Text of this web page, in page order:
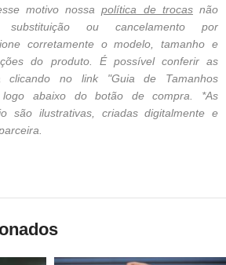
motivo nossapolítica de trocasnão
substituição ou cancelamento por
corretamente o modelo, tamanho e
do produto. É possível conferir as
clicando no link "Guia de Tamanhos
logo abaixo do botão de compra. *As
são ilustrativas, criadas digitalmente e